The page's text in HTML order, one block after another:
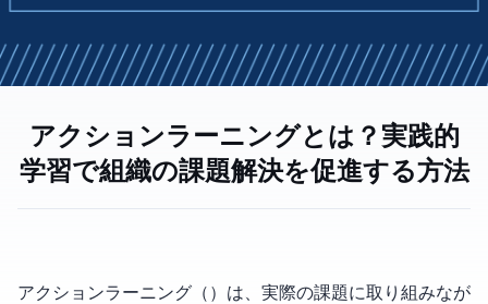
アクションラーニングとは？実践的
学習で組織の課題解決を促進する方法
アクションラーニング（Action Learning）は、実際の課題に取り組みなが